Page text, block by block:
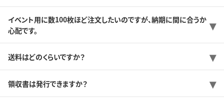
イベント用に数100枚ほど注文したいのですが、納期に間に合うか
心配です。
送料はどのくらいですか？
領収書は発行できますか？